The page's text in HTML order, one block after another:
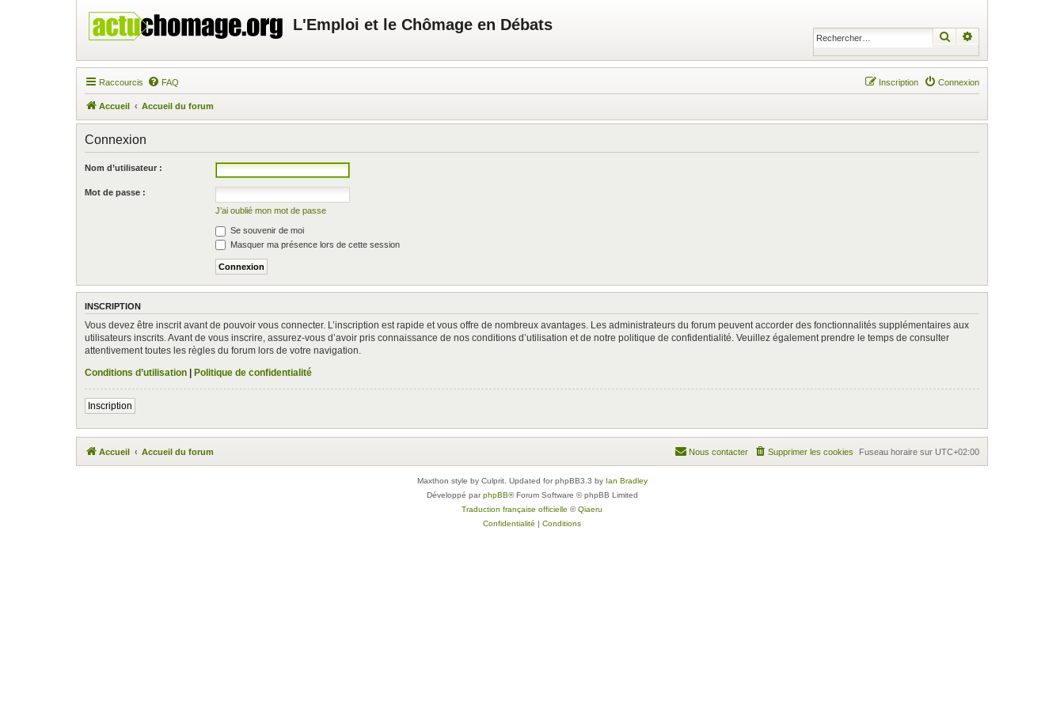
L'Emploi et le Chômage en Débats
Rechercher
Raccourcis FAQ Connexion
Inscription
Accueil Accueil du forum
Connexion
Nom d’utilisateur :
Mot de passe :
J’ai oublié mon mot de passe
Se souvenir de moi
Masquer ma présence lors de cette session
INSCRIPTION
Vous devez être inscrit avant de pouvoir vous connecter. L’inscription est rapide et vous offre de nombreux avantages. Les administrateurs du forum peuvent accorder des fonctionnalités supplémentaires aux
utilisateurs inscrits. Avant de vous inscrire, assurez-vous d’avoir pris connaissance de nos conditions d’utilisation et de notre politique de confidentialité. Veuillez également prendre le temps de consulter
attentivement toutes les règles du forum lors de votre navigation.
Conditions d’utilisation | Politique de confidentialité
Inscription
Accueil Accueil du forum Fuseau horaire sur UTC+02:00
Supprimer les cookies
Nous contacter
Maxthon style by Culprit. Updated for phpBB3.3 by Ian Bradley
Développé parphpBB® Forum Software © phpBB Limited
Traduction française officielle ©Qiaeru
Confidentialité | Conditions